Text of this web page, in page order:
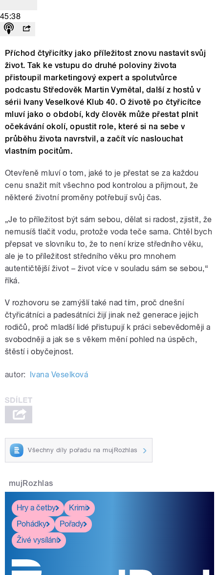
45:38
Příchod čtyřicítky jako příležitost znovu nastavit svůj
život. Tak ke vstupu do druhé poloviny života
přistoupil marketingový expert a spolutvůrce
podcastu Středověk Martin Vymětal, další z hostů v
sérii Ivany Veselkové Klub 40. O životě po čtyřicítce
mluví jako o období, kdy člověk může přestat plnit
očekávání okolí, opustit role, které si na sebe v
průběhu života navrstvil, a začít víc naslouchat
vlastním pocitům.
Otevřeně mluví o tom, jaké to je přestat se za každou
cenu snažit mít všechno pod kontrolou a přijmout, že
některé životní proměny potřebují svůj čas.
„Je to příležitost být sám sebou, dělat si radost, zjistit, že
nemusíš tlačit vodu, protože voda teče sama. Chtěl bych
přepsat ve slovníku to, že to není krize středního věku,
ale je to příležitost středního věku pro mnohem
autentičtější život – život více v souladu sám se sebou,“
říká.
V rozhovoru se zamýšlí také nad tím, proč dnešní
čtyřicátníci a padesátníci žijí jinak než generace jejich
rodičů, proč mladší lidé přistupují k práci sebevědoměji a
svobodněji a jak se s věkem mění pohled na úspěch,
štěstí i obyčejnost.
autor: Ivana Veselková
Všechny díly pořadu na mujRozhlas
mujRozhlas
Hry a četby
Krimi
Pohádky
Pořady
Živé vysílání